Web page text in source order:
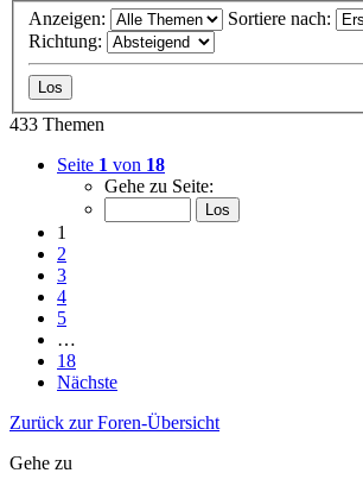
Anzeigen:
Sortiere nach:
Richtung:
433 Themen
Seite 1 von 18
Gehe zu Seite:
1
2
3
4
5
…
18
Nächste
Zurück zur Foren-Übersicht
Gehe zu